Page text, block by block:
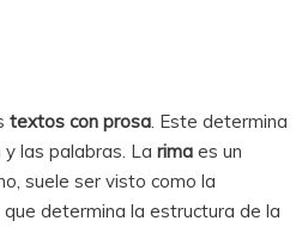
textos con prosa. Este determina
las palabras. La rimaes un
suele ser visto como la
determina la estructura de la